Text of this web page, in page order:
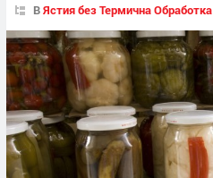
ВЯстия без Термична Обработка